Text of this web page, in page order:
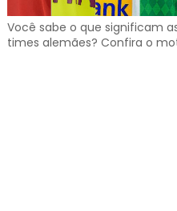
Você sabe o que significam
times alemães? Confira o